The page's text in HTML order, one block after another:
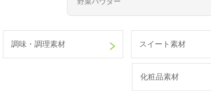
調味・調理素材 スイート素材
化粧品素材